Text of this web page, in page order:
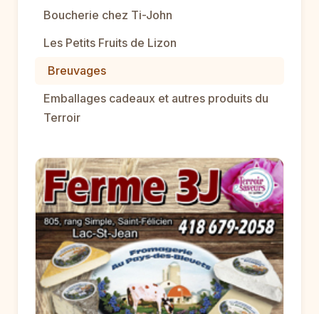
Boucherie chez Ti-John
Les Petits Fruits de Lizon
Breuvages
Emballages cadeaux et autres produits du
Terroir